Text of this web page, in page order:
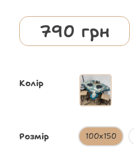
790 грн
Колір
Розмір 100х150